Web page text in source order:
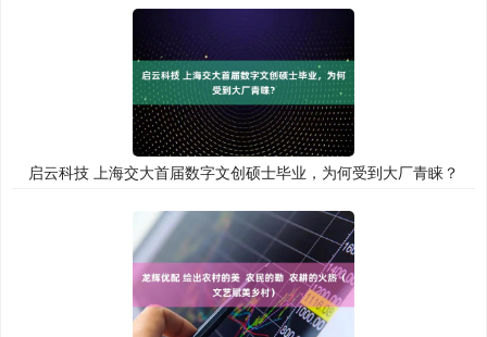
启云科技 上海交大首届数字文创硕士毕业，为何受到大厂青睐？